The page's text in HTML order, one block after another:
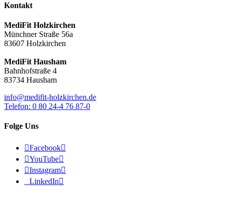
Kontakt
MediFit Holzkirchen
Münchner Straße 56a
83607 Holzkirchen
MediFit Hausham
Bahnhofstraße 4
83734 Hausham
info@medifit-holzkirchen.de
Telefon: 0 80 24-4 76 87-0
Folge Uns
Facebook
YouTube
Instagram
LinkedIn